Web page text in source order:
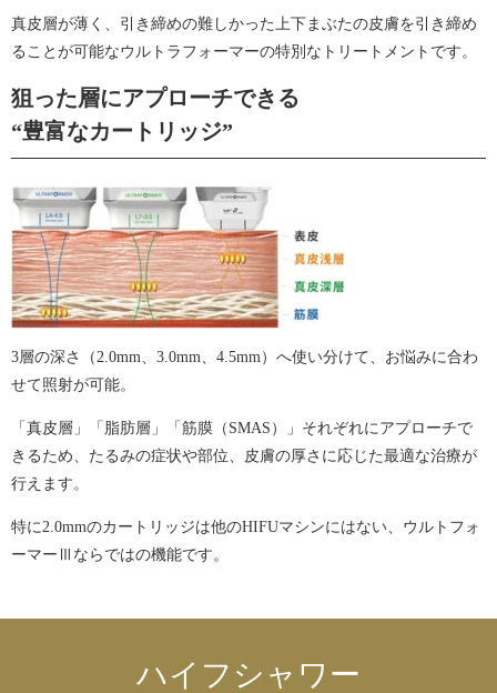
真皮層が薄く、引き締めの難しかった上下まぶたの皮膚を引き締め
ることが可能なウルトラフォーマーの特別なトリートメントです。
狙った層にアプローチできる
“豊富なカートリッジ”
3層の深さ（2.0mm、3.0mm、4.5mm）へ使い分けて、お悩みに合わ
せて照射が可能。
「真皮層」「脂肪層」「筋膜（SMAS）」それぞれにアプローチで
きるため、たるみの症状や部位、皮膚の厚さに応じた最適な治療が
行えます。
特に2.0mmのカートリッジは他のHIFUマシンにはない、ウルトフォ
ーマーⅢならではの機能です。
ハイフシャワー